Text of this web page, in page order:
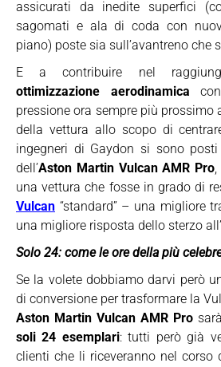
assicurati da inedite superfici
sagomati e ala di coda con
piano) poste sia sull’avantreno che
E a contribuire nel
ottimizzazione aerodinamica
pressione ora sempre più prossimo
della vettura allo scopo di
ingegneri di Gaydon si sono
dell’Aston Martin Vulcan AMR Pro
una vettura che fosse in grado di
Vulcan “standard” – una migliore
una migliore risposta dello sterzo
Solo 24: come le ore della più
Se la volete dobbiamo darvi però
di conversione per trasformare la
Aston Martin Vulcan AMR Pro
soli 24 esemplari: tutti però già
clienti che li riceveranno nel corso